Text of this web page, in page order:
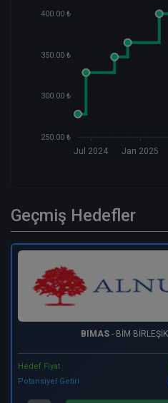
400.00 ₺
350.00 ₺
300.00 ₺
250.00 ₺
Jul 2024 Jan 2025
Geçmiş Hedefler
BIMAS- BİM
Hedef Fiyat
Potansiyel Getiri